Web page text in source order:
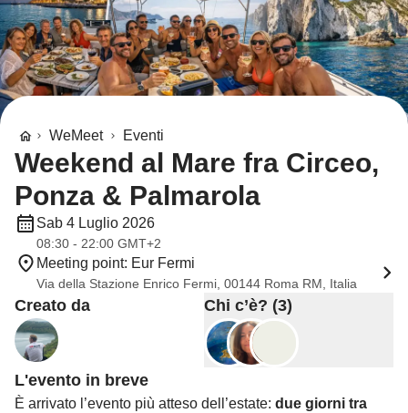
WeMeet Eventi
Weekend al Mare fra Circeo,
Ponza & Palmarola
Sab 4 Luglio 2026
08:30 - 22:00 GMT+2
Meeting point: Eur Fermi
Via della Stazione Enrico Fermi, 00144 Roma RM, Italia
Creato da Chi c’è? (3)
L'evento in breve
È arrivato l’evento più atteso dell’estate: due giorni tra